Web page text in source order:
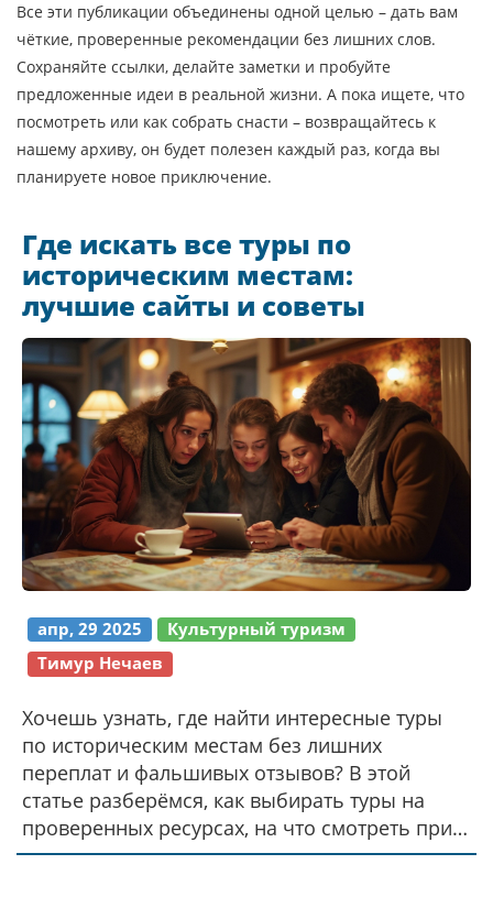
Все эти публикации объединены одной целью – дать вам
чёткие, проверенные рекомендации без лишних слов.
Сохраняйте ссылки, делайте заметки и пробуйте
предложенные идеи в реальной жизни. А пока ищете, что
посмотреть или как собрать снасти – возвращайтесь к
нашему архиву, он будет полезен каждый раз, когда вы
планируете новое приключение.
Где искать все туры по
историческим местам:
лучшие сайты и советы
апр, 29 2025
Культурный туризм
Тимур Нечаев
Хочешь узнать, где найти интересные туры
по историческим местам без лишних
переплат и фальшивых отзывов? В этой
статье разберёмся, как выбирать туры на
проверенных ресурсах, на что смотреть при
бронировании, и как не попасться на удочку